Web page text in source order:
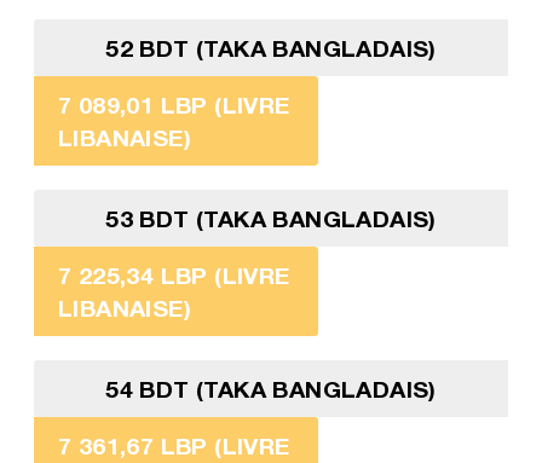
52 BDT (TAKA BANGLADAIS)
7 089,01 LBP (LIVRE
LIBANAISE)
53 BDT (TAKA BANGLADAIS)
7 225,34 LBP (LIVRE
LIBANAISE)
54 BDT (TAKA BANGLADAIS)
7 361,67 LBP (LIVRE